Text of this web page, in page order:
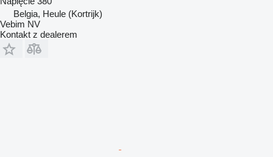
Belgia, Heule (Kortrijk)
Vebim NV
Kontakt z dealerem